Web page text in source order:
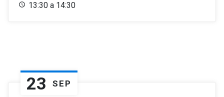
13:30 a 14:30
23 SEP